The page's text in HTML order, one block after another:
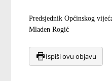
Predsjednik Općinskog
Mladen Rogić
Ispiši ovu objavu